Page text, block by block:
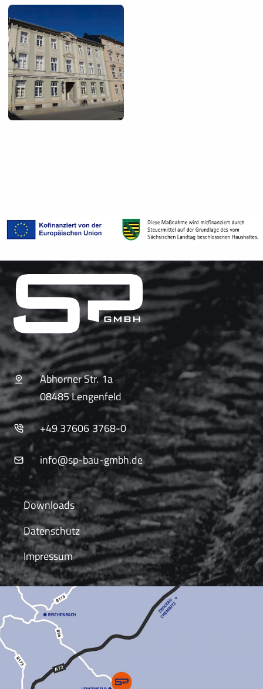
Abhorner Str. 1a
08485 Lengenfeld
+49 37606 3768-0
info@sp-bau-gmbh.de
Downloads
Datenschutz
Impressum